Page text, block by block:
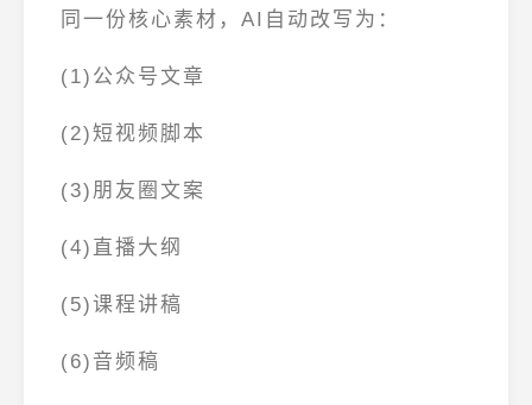
同一份核心素材，AI自动改写为：
(1)公众号文章
(2)短视频脚本
(3)朋友圈文案
(4)直播大纲
(5)课程讲稿
(6)音频稿